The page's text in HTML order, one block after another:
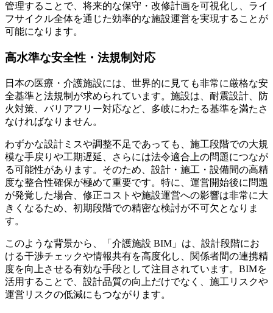
管理することで、将来的な保守・改修計画を可視化し、ライ
フサイクル全体を通じた効率的な施設運営を実現することが
可能になります。
高水準な安全性・法規制対応
日本の医療・介護施設には、世界的に見ても非常に厳格な安
全基準と法規制が求められています。施設は、耐震設計、防
火対策、バリアフリー対応など、多岐にわたる基準を満たさ
なければなりません。
わずかな設計ミスや調整不足であっても、施工段階での大規
模な手戻りや工期遅延、さらには法令適合上の問題につなが
る可能性があります。そのため、設計・施工・設備間の高精
度な整合性確保が極めて重要です。特に、運営開始後に問題
が発覚した場合、修正コストや施設運営への影響は非常に大
きくなるため、初期段階での精密な検討が不可欠となりま
す。
このような背景から、「介護施設 BIM」は、設計段階にお
ける干渉チェックや情報共有を高度化し、関係者間の連携精
度を向上させる有効な手段として注目されています。BIMを
活用することで、設計品質の向上だけでなく、施工リスクや
運営リスクの低減にもつながります。